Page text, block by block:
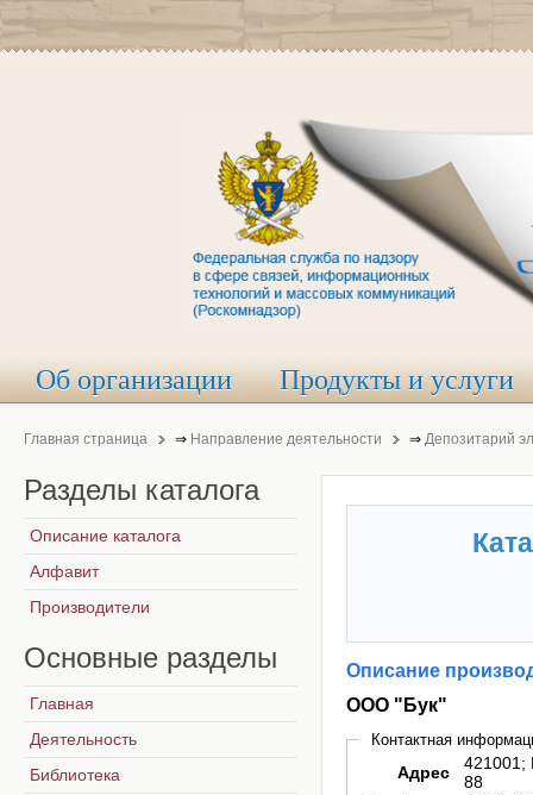
Об организации Продукты и услуги
Главная страница ⇒ Направление деятельности ⇒ Депозитарий
Описание
ООО "Бук"
Контактная
Адрес
421001;
88
Разделы каталога
Описание каталога
Алфавит
Производители
Основные разделы
Главная
Деятельность
Библиотека